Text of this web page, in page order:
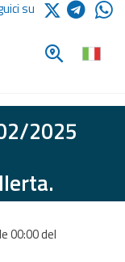
su
Cerca un
2025
00:00 del